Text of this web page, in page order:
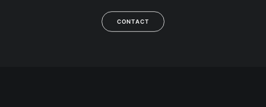
CONTACT